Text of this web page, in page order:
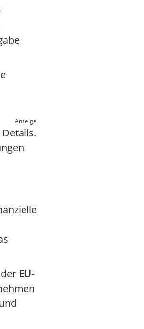
Anzeige
EU-